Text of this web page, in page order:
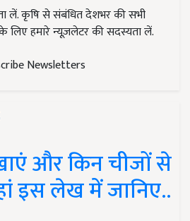
लें. कृषि से संबंधित देशभर की सभी
हमारे न्यूज़लेटर की सदस्यता लें.
Newsletters
और किन चीजों से
इस लेख में जानिए..